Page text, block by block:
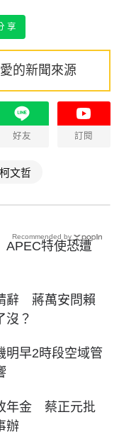
享
的新聞來源
好友 訂閱
柯文哲
特使恐遭
辭 蔣萬安問賴
沒？
早2時段空域管
年金 蔡正元批
辦
Recommended by